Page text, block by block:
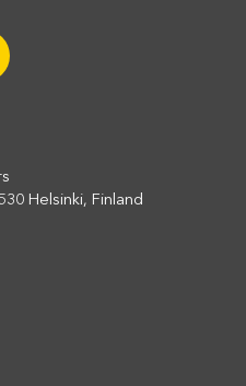
Helsinki, Finland